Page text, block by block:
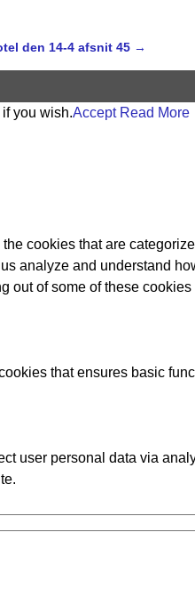
den 14-4 afsnit 45 →
you wish.Accept Read More
cookies that are
analyze and understand
out of some of these
that ensures basic
user personal data via